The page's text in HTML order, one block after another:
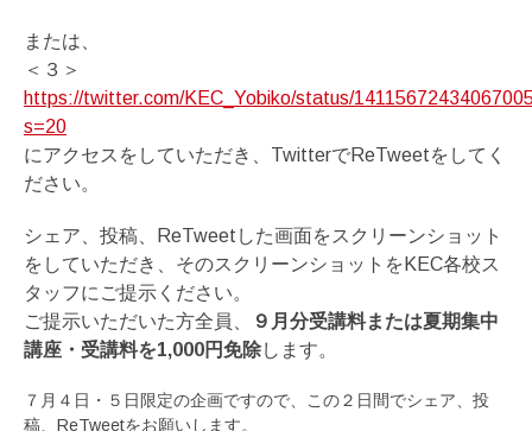
または、
＜３＞
https://twitter.com/KEC_Yobiko/status/
s=20
にアクセスをしていただき、TwitterでReTweetをしてく
ださい。
シェア、投稿、ReTweetした画面をスクリーンショット
をしていただき、そのスクリーンショットをKEC各校ス
タッフにご提示ください。
ご提示いただいた方全員、
９月分受講料または夏期集中
講座・受講料を1,000円免除します。
７月４日・５日限定の企画ですので、この２日間でシェア、投
稿、ReTweetをお願いします。